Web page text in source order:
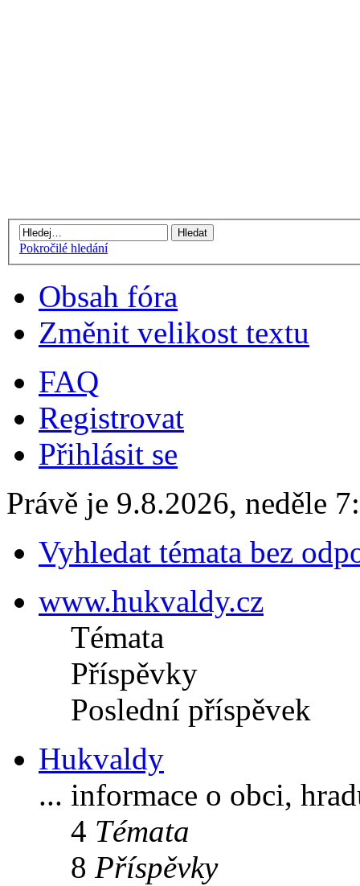
Pokročilé hledání
Obsah fóra
Změnit velikost textu
FAQ
Registrovat
Přihlásit se
Právě je 9.8.2026, neděle
Vyhledat témata bez
www.hukvaldy.cz
Témata
Příspěvky
Poslední příspěvek
Hukvaldy
... informace o obci,
4 Témata
8 Příspěvky